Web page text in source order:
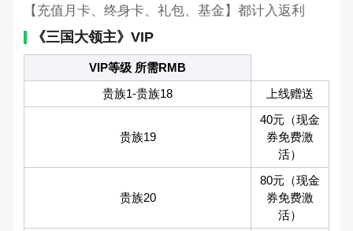
【充值月卡、终身卡、礼包、基金】都计入返利
《三国大领主》VIP
VIP等级 所需RMB
贵族1-贵族18
上线赠送
贵族19
40元（现金
券免费激
活）
贵族20
80元（现金
券免费激
活）